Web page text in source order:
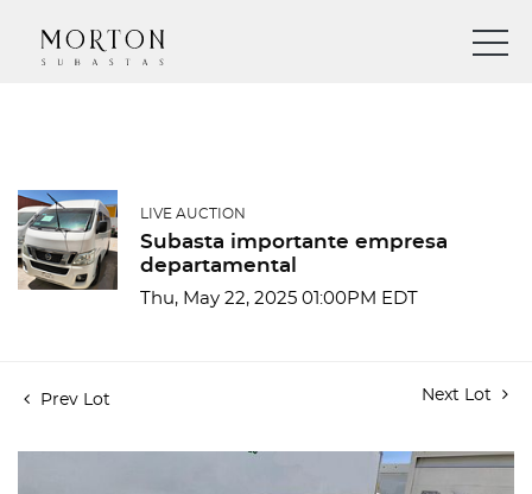
LIVE AUCTION
Subasta importante empresa
departamental
Thu, May 22, 2025 01:00PM EDT
Prev Lot Next Lot